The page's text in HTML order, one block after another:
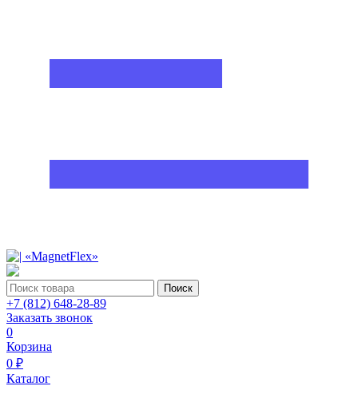
Поиск
+7 (812) 648-28-89
Заказать звонок
0
Корзина
0 ₽
Каталог